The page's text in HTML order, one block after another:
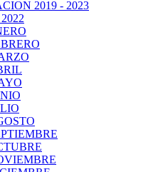
2019 - 2023